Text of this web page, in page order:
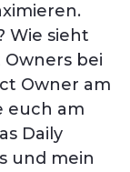
Wie sieht
bei
Owner am
euch am
Daily
und mein